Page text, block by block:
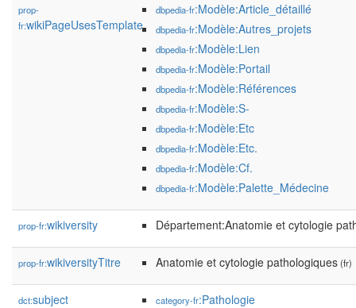
prop-
fr:wikiPageUsesTemplate
dbpedia-fr:Modèle:Article_détaillé
dbpedia-fr:Modèle:Autres_projets
dbpedia-fr:Modèle:Lien
dbpedia-fr:Modèle:Portail
dbpedia-fr:Modèle:Références
dbpedia-fr:Modèle:S-
dbpedia-fr:Modèle:Etc
dbpedia-fr:Modèle:Etc.
dbpedia-fr:Modèle:Cf.
dbpedia-fr:Modèle:Palette_Médecine
prop-fr:wikiversity Département:Anatomie et cytologie
prop-fr:wikiversityTitre Anatomie et cytologie pathologiques(fr)
dct:subject category-fr:Pathologie